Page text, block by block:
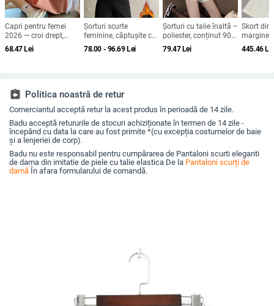
Capri pentru femei
2026 — croi drept,
slim, casual larg,
pantaloni sport de
68.47Lei
Șorturi scurte
feminine, căptușite cu
fleece, talie înaltă,
țesătură romană
78.00 - 96.69Lei
Șorturi cu talie înaltă –
poliester, conținut 90–
95% poliester, croială
dreaptă, stil proaspăt
79.47Lei
Skort din
margine
70–80%
445.46Lei
assignment_return Politica noastră de retur
Comerciantul acceptă retur la acest produs în perioadă de 14 zile.
Badu acceptă retururile de stocuri achiziționate în termen de 14 zile -
începând cu data la care au fost primite *(cu excepția costumelor de baie
și a lenjeriei de corp).
Badu nu este responsabil pentru cumpărarea de Pantaloni scurti eleganti
de dama din imitatie de piele cu talie elastica De la Pantaloni scurți de
damă În afara formularului de comandă.